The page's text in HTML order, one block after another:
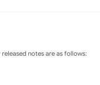
notes are as follows: